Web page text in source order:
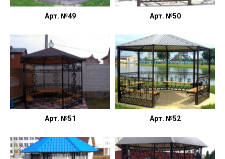
Арт. №49 Арт. №50
Арт. №51 Арт. №52